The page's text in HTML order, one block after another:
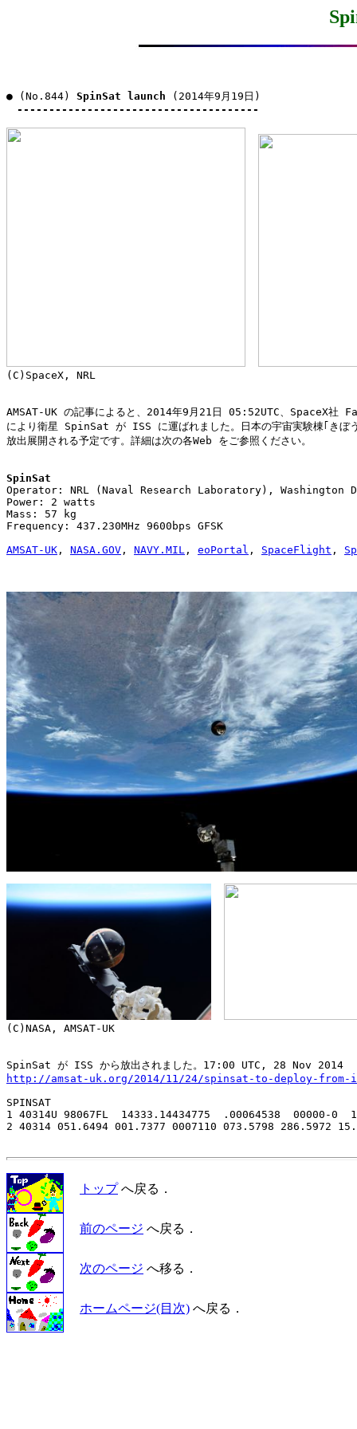
● (No.844) SpinSat launch (2014年9月19日)
--------------------------------------
(C)SpaceX, NRL
AMSAT-UK の記事によると、2014年9月21日 05:52UTC、SpaceX社
により衛星 SpinSat が ISS に運ばれました。日本の宇宙実験棟｢きぼ
放出展開される予定です。詳細は次の各Web をご参照ください。
SpinSat
Operator: NRL (Naval Research Laboratory), Washington
Power: 2 watts
Mass: 57 kg
Frequency: 437.230MHz 9600bps GFSK
AMSAT-UK , NASA.GOV , NAVY.MIL , eoPortal , SpaceFlight ,
(C)NASA, AMSAT-UK
http://amsat-uk.org/2014/11/24/spinsat-to-deploy-from-
SPINSAT
1 40314U 98067FL  14333.14434775  .00064538  00000-0
2 40314 051.6494 001.7377 0007110 073.5798 286.5972
トップへ戻る．
前のページ へ戻る．
次のページ へ移る．
ホームページ(目次) へ戻る．